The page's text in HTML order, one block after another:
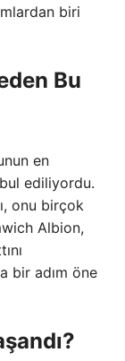
biri
Bu
en
ediliyordu.
onu birçok
Albion,
bir adım öne